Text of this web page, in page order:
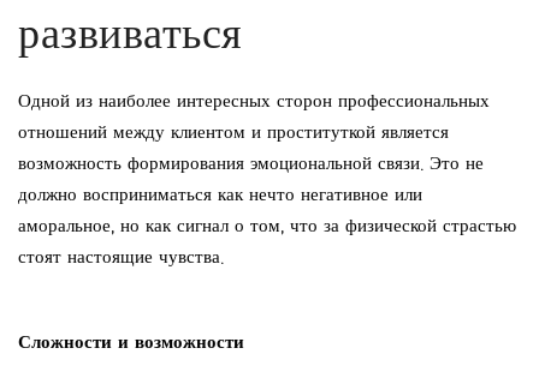
развиваться
Одной из наиболее интересных сторон профессиональных
отношений между клиентом и проституткой является
возможность формирования эмоциональной связи. Это не
должно восприниматься как нечто негативное или
аморальное, но как сигнал о том, что за физической страстью
стоят настоящие чувства.
Сложности и возможности